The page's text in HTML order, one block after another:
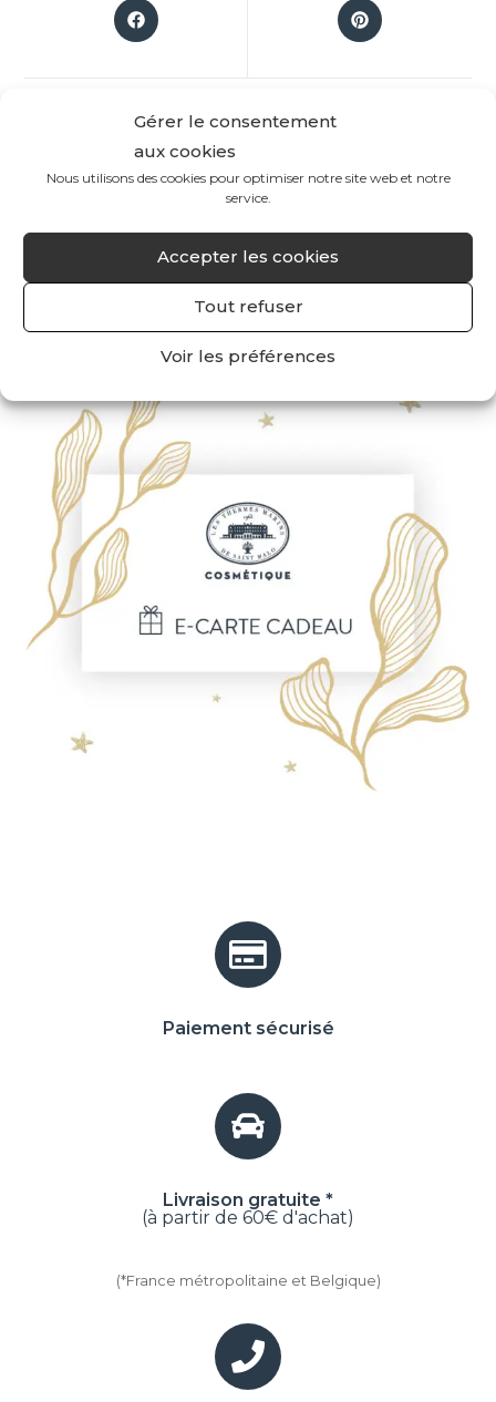
Gérer le consentement
aux cookies
Nous utilisons des cookies pour optimiser notre site web et notre
service.
Accepter les cookies
Tout refuser
Voir les préférences
Paiement sécurisé
Livraison gratuite *
(à partir de 60€ d'achat)
(*France métropolitaine et Belgique)